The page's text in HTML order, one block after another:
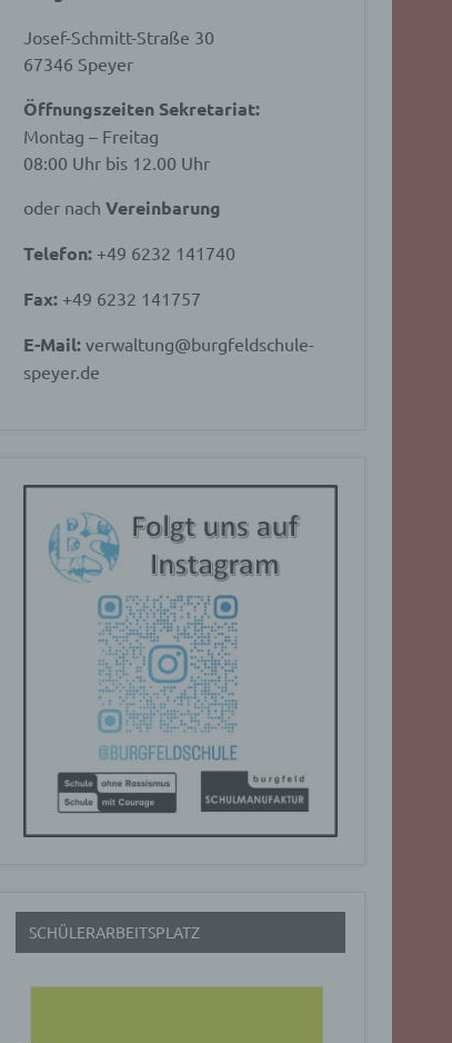
Josef-Schmitt-Straße 30
67346 Speyer
Öffnungszeiten Sekretariat:
Montag – Freitag
08:00 Uhr bis 12.00 Uhr
oder nachVereinbarung
Telefon: +49 6232 141740
Fax: +49 6232 141757
E-Mail: verwaltung@burgfeldschule-
speyer.de
SCHÜLERARBEITSPLATZ